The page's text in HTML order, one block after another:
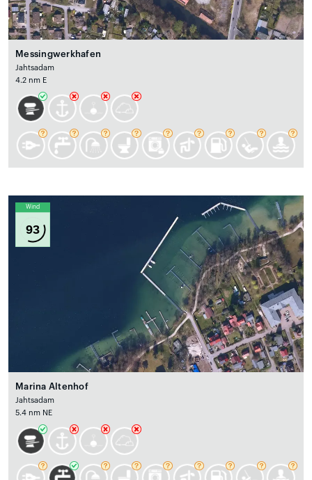
Messingwerkhafen
Jahtsadam
4.2 nm E
Wind
93
Marina Altenhof
Jahtsadam
5.4 nm NE